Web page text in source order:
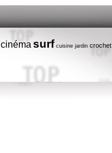
cinéma surf cuisine jardin crochet